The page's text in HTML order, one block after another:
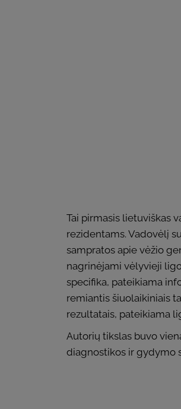
Tai pirmasis lietuviškas
rezidentams. Vadovėlį
sampratos apie vėžio
nagrinėjami vėlyvieji
specifika, pateikiama
remiantis šiuolaikiniais
rezultatais, pateikiama
Autorių tikslas buvo
diagnostikos ir gydymo